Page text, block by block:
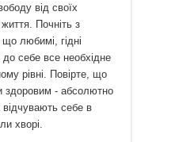
від своїх
Почніть з
що любимі, гідні
себе все необхідне
рівні. Повірте, що
здоровим - абсолютно
себе в
хворі.